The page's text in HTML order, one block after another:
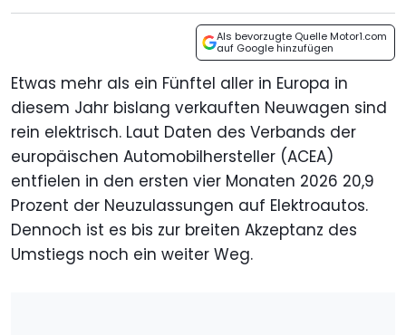
Als bevorzugte Quelle Motor1.com
auf Google hinzufügen
Etwas mehr als ein Fünftel aller in Europa in
diesem Jahr bislang verkauften Neuwagen sind
rein elektrisch. Laut Daten des Verbands der
europäischen Automobilhersteller (ACEA)
entfielen in den ersten vier Monaten 2026 20,9
Prozent der Neuzulassungen auf Elektroautos.
Dennoch ist es bis zur breiten Akzeptanz des
Umstiegs noch ein weiter Weg.